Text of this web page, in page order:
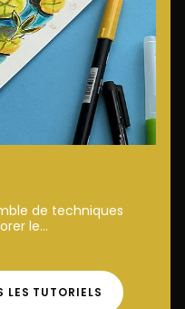
de techniques
le...
LES TUTORIELS